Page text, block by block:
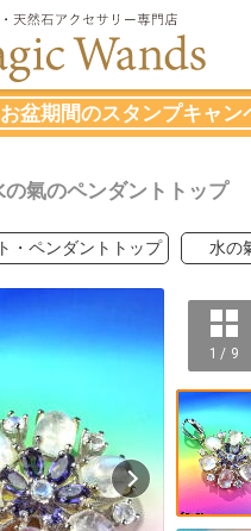
盆期間のスタンプキャン
氣のペンダントトップ
・ペンダントトップ 水の
1 / 9